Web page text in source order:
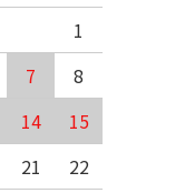
1
7
8
14
15
21
22